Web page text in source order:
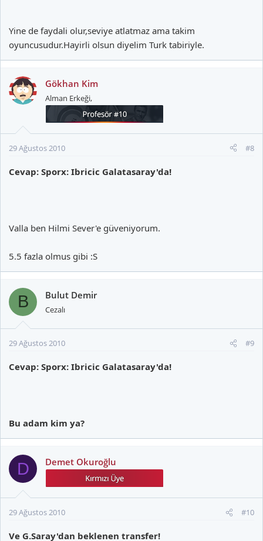
Yine de faydali olur,seviye atlatmaz ama takim
oyuncusudur.Hayirli olsun diyelim Turk tabiriyle.
Gökhan Kim
Alman Erkeği,
29 Ağustos 2010 #8
Cevap: Sporx: Ibricic Galatasaray'da!
Valla ben Hilmi Sever'e güveniyorum.
5.5 fazla olmus gibi :S
B Bulut Demir
Cezalı
29 Ağustos 2010 #9
Cevap: Sporx: Ibricic Galatasaray'da!
Bu adam kim ya?
D Demet Okuroğlu
29 Ağustos 2010 #10
Ve G.Saray'dan beklenen transfer!